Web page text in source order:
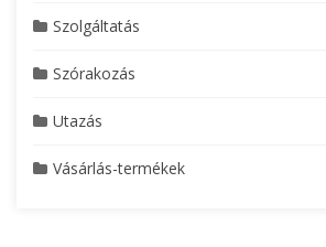
Szolgáltatás
Szórakozás
Utazás
Vásárlás-termékek